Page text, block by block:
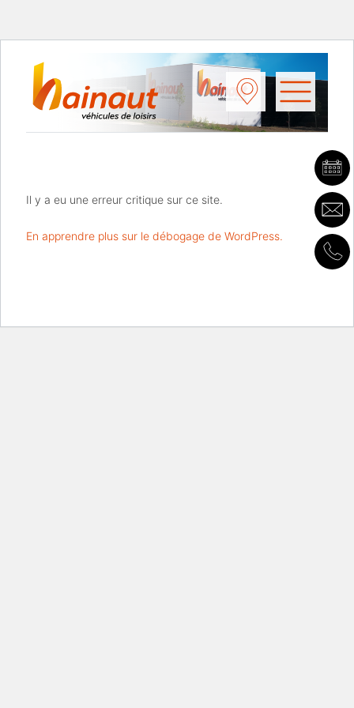
Il y a eu une erreur critique sur ce site.
En apprendre plus sur le débogage de WordPress.